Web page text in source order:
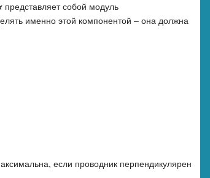
представляет собой модуль
именно этой компонентой – она должна
если проводник перпендикулярен